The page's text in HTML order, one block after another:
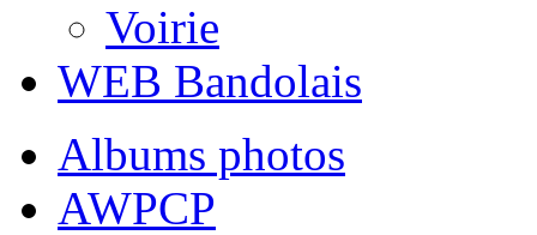
Voirie
WEB Bandolais
Albums photos
AWPCP